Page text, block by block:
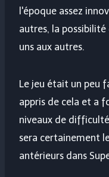
l'époque assez
autres, la possibilité
uns aux autres.
Le jeu était un peu
appris de cela et a
niveaux de
sera certainement
antérieurs dans